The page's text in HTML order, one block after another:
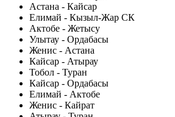
Астана - Кайсар
Елимай - Кызыл-Жар СК
Актобе - Жетысу
Улытау - Ордабасы
Женис - Астана
Кайсар - Атырау
Тобол - Туран
Кайсар - Ордабасы
Елимай - Актобе
Женис - Кайрат